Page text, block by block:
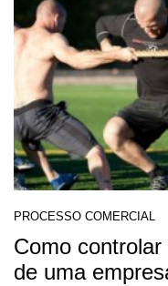
PROCESSO COMERCIAL
Como
de uma